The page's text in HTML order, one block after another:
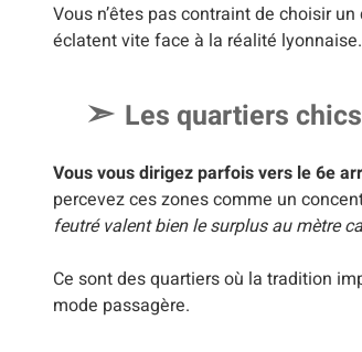
Vous n’êtes pas contraint de choisir
éclatent vite face à la réalité lyonnaise.
Les quartiers
Vous vous dirigez parfois vers le 6e
percevez ces zones comme un
feutré valent bien le surplus au mètre
Ce sont des quartiers où la tradition
mode passagère.